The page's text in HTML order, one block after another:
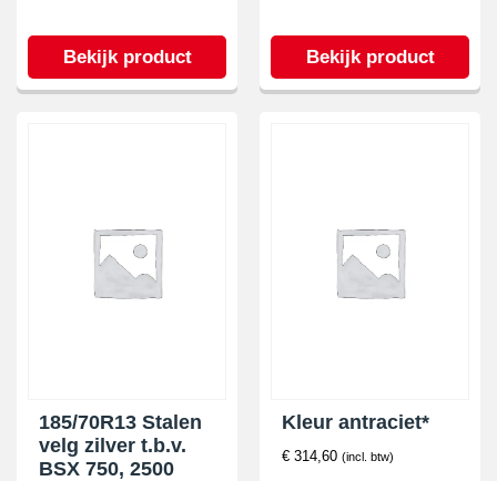
Bekijk product Bekijk product
185/70R13 Stalen
velg zilver t.b.v.
BSX 750, 2500
Kleur antraciet*
€ 314,60 (incl. btw)